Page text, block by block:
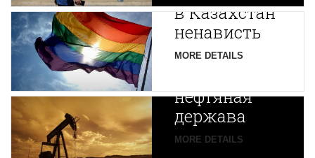
в Казахстан
ненависть
MORE DETAILS
Центральной
Азии
зарождается
нефтяная
держава
MORE DETAILS